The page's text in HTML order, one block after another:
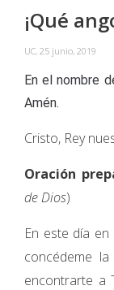
¡Qué
UC, 25 junio, 2019
En el nombre
Amén.
Cristo, Rey
Oración
de Dios)
En este día
concédeme
encontrarte a